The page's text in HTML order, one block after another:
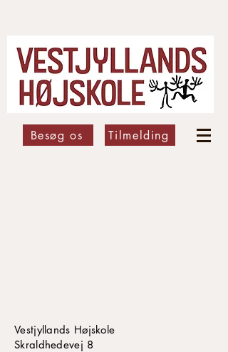
Besøg os Tilmelding
Vestjyllands Højskole
Skraldhedevej 8